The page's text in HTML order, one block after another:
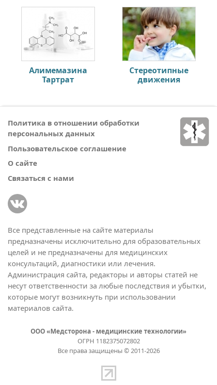
Алимемазина
Тартрат
Стереотипные
движения
Политика в отношении обработки
персональных данных
Пользовательское соглашение
О сайте
Связаться с нами
Все представленные на сайте материалы
предназначены исключительно для образовательных
целей и не предназначены для медицинских
консультаций, диагностики или лечения.
Администрация сайта, редакторы и авторы статей не
несут ответственности за любые последствия и убытки,
которые могут возникнуть при использовании
материалов сайта.
ООО «Медсторона - медицинские технологии»
ОГРН 1182375072802
Все права защищены © 2011-2026